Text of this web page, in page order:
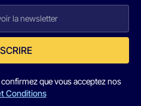
que vous acceptez nos
Conditions